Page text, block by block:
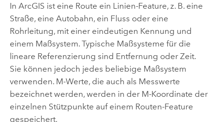
In ArcGIS ist eine Route ein Linien-Feature, z. B. eine
Straße, eine Autobahn, ein Fluss oder eine
Rohrleitung, mit einer eindeutigen Kennung und
einem Maßsystem. Typische Maßsysteme für die
lineare Referenzierung sind Entfernung oder Zeit.
Sie können jedoch jedes beliebige Maßsystem
verwenden. M-Werte, die auch als Messwerte
bezeichnet werden, werden in der M-Koordinate der
einzelnen Stützpunkte auf einem Routen-Feature
gespeichert.